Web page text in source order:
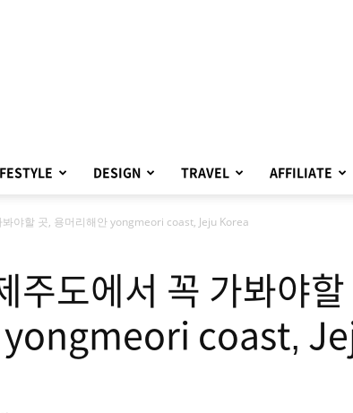
DESIGN TRAVEL AFFILIATE
야할 곳, 용머리해안 yongmeori coast, Jeju Korea
도에서 꼭 가봐야할
yongmeori coast,